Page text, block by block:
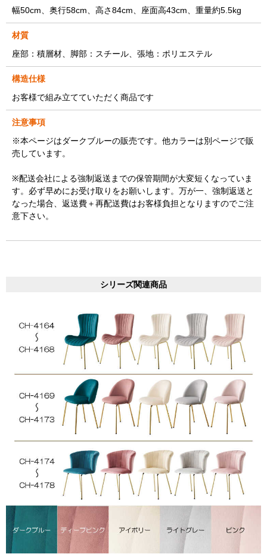
幅50cm、奥行58cm、高さ84cm、座面高43cm、重量約5.5kg
材質
座部：積層材、脚部：スチール、張地：ポリエステル
構造仕様
お客様で組み立てていただく商品です
注意事項
※本ページはダークブルーの販売です。他カラーは別ページで販
売しています。
※配送会社による強制返送までの保管期間が大変短くなっていま
す。必ず早めにお受け取りをお願いします。万が一、強制返送と
なった場合、返送費＋再配送費はお客様負担となりますのでご注
意下さい。
シリーズ関連商品